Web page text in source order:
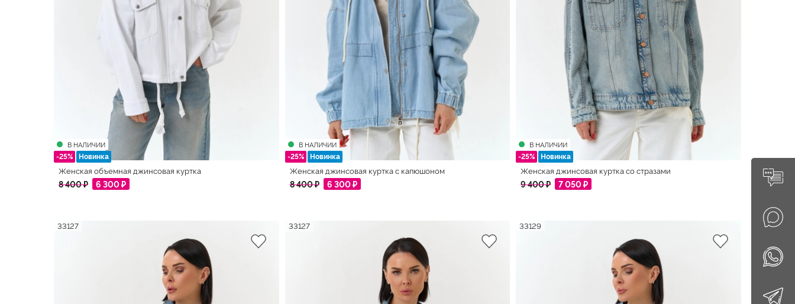
В НАЛИЧИИ
-25% Новинка
Женская объемная джинсовая куртка
8 400 ₽ 6 300 ₽
В НАЛИЧИИ
-25% Новинка
Женская джинсовая куртка с капюшоном
8 400 ₽ 6 300 ₽
В НАЛИЧИИ
-25% Новинка
Женская джинсовая куртка со стразами
9 400 ₽ 7 050 ₽
33127 33127 33129